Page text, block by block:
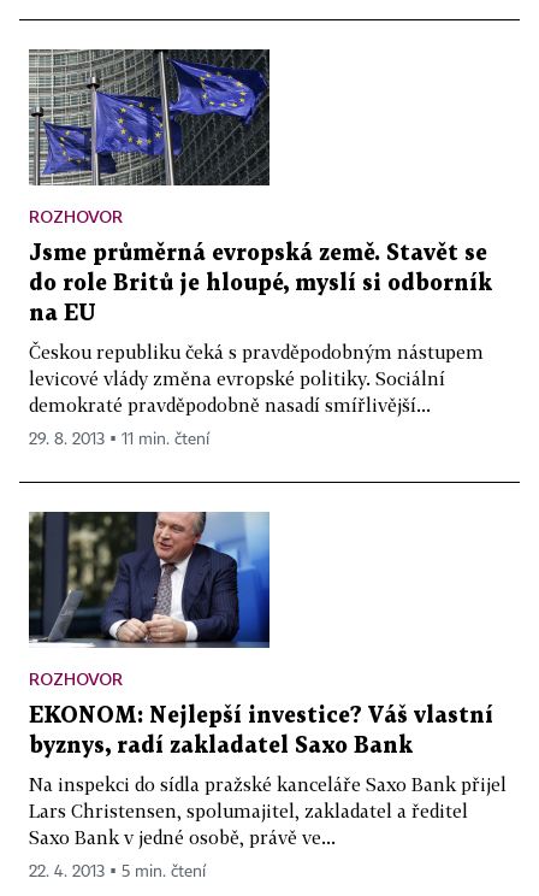
ROZHOVOR
Jsme průměrná evropská země. Stavět se
do role Britů je hloupé, myslí si odborník
na EU
Českou republiku čeká s pravděpodobným nástupem
levicové vlády změna evropské politiky. Sociální
demokraté pravděpodobně nasadí smířlivější...
29. 8. 2013 ▪ 11 min. čtení
ROZHOVOR
EKONOM: Nejlepší investice? Váš vlastní
byznys, radí zakladatel Saxo Bank
Na inspekci do sídla pražské kanceláře Saxo Bank přijel
Lars Christensen, spolumajitel, zakladatel a ředitel
Saxo Bank v jedné osobě, právě ve...
22. 4. 2013 ▪ 5 min. čtení